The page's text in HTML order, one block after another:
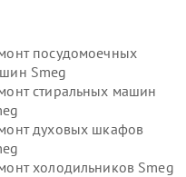
посудомоечных
Smeg
стиральных машин
духовых шкафов
холодильников Smeg